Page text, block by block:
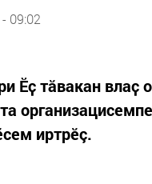
09:02
Ӗҫ тӑвакан влаҫ
иртрӗç.